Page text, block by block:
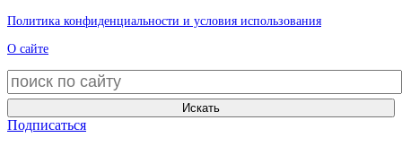
Политика конфиденциальности и условия использования
О сайте
Искать
Подписаться